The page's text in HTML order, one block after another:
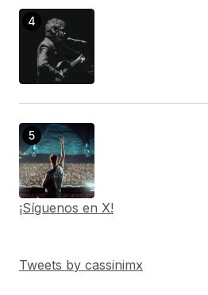
¡Síguenos en X!
Tweets by cassinimx